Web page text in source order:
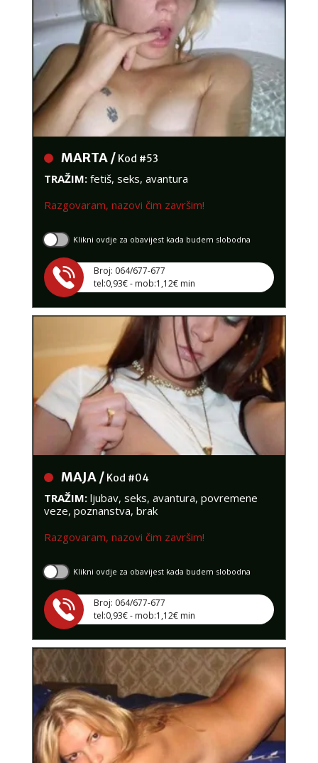
MARTA /
TRAŽIM:fetiš, seks, avantura
Razgovaram, nazovi čim završim!
tel:0,93€ - mob:1,12€ min
MAJA /
TRAŽIM:ljubav, seks, avantura, povremene
veze, poznanstva, brak
Razgovaram, nazovi čim završim!
tel:0,93€ - mob:1,12€ min